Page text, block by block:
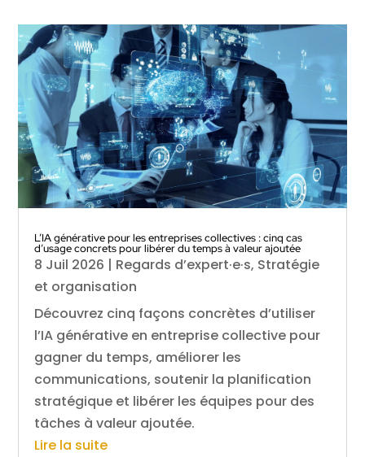
L’IA générative pour les entreprises collectives : cinq cas
d’usage concrets pour libérer du temps à valeur ajoutée
8 Juil 2026 | Regards d’expert·e·s, Stratégie
et organisation
Découvrez cinq façons concrètes d’utiliser
l’IA générative en entreprise collective pour
gagner du temps, améliorer les
communications, soutenir la planification
stratégique et libérer les équipes pour des
tâches à valeur ajoutée.
Lire la suite